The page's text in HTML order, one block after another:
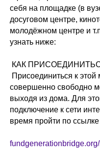
себя на площадке (в
досуговом центре,
молодёжном центре и
узнать ниже:
КАК
Присоединиться к
совершенно свободно
выходя из дома. Для
подключение к сети
время пройти по ссылке